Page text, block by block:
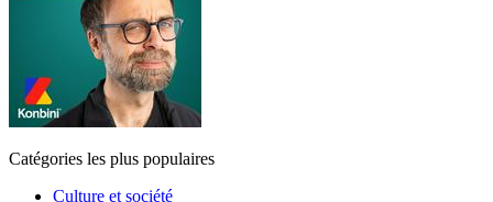
Catégories les plus populaires
Culture et société